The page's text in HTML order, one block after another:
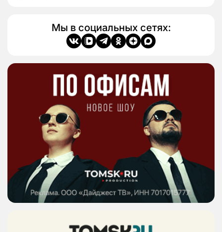
Мы в социальных сетях: